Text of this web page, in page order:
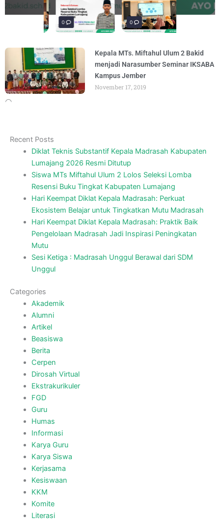
materi “Pengembangan Ekosistem
BY ADMIN AUGUST 6, 2026
penguatan materi bertajuk "Praktik Baik
BY ADMIN AUGUST 6, 2026
penguatan materi "Re-Branding
BY ADMIN AUGUST 5, 2026
materi Literasi Digital yang
BY ADMIN AUGUST 5, 2026
Madrasah" padaAUGUST 4, 2026
materi “Pengembangan Ekosistem
BY ADMIN AUGUST 6, 2026
penguatan materi bertajuk "Praktik Baik
BY ADMIN AUGUST 6, 2026
0
Kepala MTs. Miftahul Ulum 2 Bakid
menjadi Narasumber Seminar IKSABA
Kampus Jember
November 17, 2019
Recent Posts
Diklat Teknis Substantif Kepala Madrasah Kabupaten
Lumajang 2026 Resmi Ditutup
Siswa MTs Miftahul Ulum 2 Lolos Seleksi Lomba
Resensi Buku Tingkat Kabupaten Lumajang
Hari Keempat Diklat Kepala Madrasah: Perkuat
Ekosistem Belajar untuk Tingkatkan Mutu Madrasah
Hari Keempat Diklat Kepala Madrasah: Praktik Baik
Pengelolaan Madrasah Jadi Inspirasi Peningkatan
Mutu
Sesi Ketiga : Madrasah Unggul Berawal dari SDM
Unggul
Categories
Akademik
Alumni
Artikel
Beasiswa
Berita
Cerpen
Dirosah Virtual
Ekstrakurikuler
FGD
Guru
Humas
Informasi
Karya Guru
Karya Siswa
Kerjasama
Kesiswaan
KKM
Komite
Literasi